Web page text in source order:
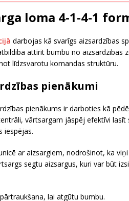
loma 4-1-4-1
darbojas kā svarīgs aizsardzības
attīrīt bumbu no aizsardzības
līdzsvarotu komandas struktūru.
pienākumi
pienākums ir darboties kā
vārtsargam jāspēj efektīvi
iespējas.
ar aizsargiem, nodrošinot, ka
segtu aizsargus, kuri var būt
lai atgūtu bumbu.